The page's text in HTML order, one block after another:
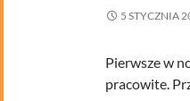
5 STYCZNIA
Pierwsze w
pracowite.